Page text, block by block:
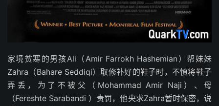
家境贫寒的男孩Ali（Amir Farrokh Hashemian）帮妹妹
Zahra（Bahare Seddiqi）取修补好的鞋子时，不慎将鞋子
弄丢，为了不被父（Mohammad Amir Naji）、母
（Fereshte Sarabandi ）责罚，他央求Zahra暂时保密，说